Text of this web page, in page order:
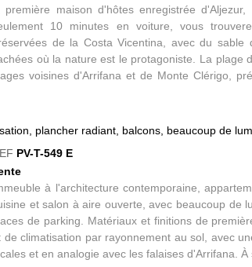
première maison d'hôtes enregistrée
10 minutes en voiture, vous
de la Costa Vicentina, avec du
où la nature est le protagoniste. La plage
voisines d'Arrifana et de Monte Clérigo,
vous trouverez toutes les commodités
et des rues pavées pleines de
authentique et pleine de nature, loin
révèle son côté le plus authentique et
plancher radiant, balcons, beaucoup de
PV-T-549 E
à l'architecture contemporaine,
et salon à aire ouverte, avec beaucoup de
de parking. Matériaux et finitions de
de climatisation par rayonnement au sol, avec
et en analogie avec les falaises d'Arrifana.